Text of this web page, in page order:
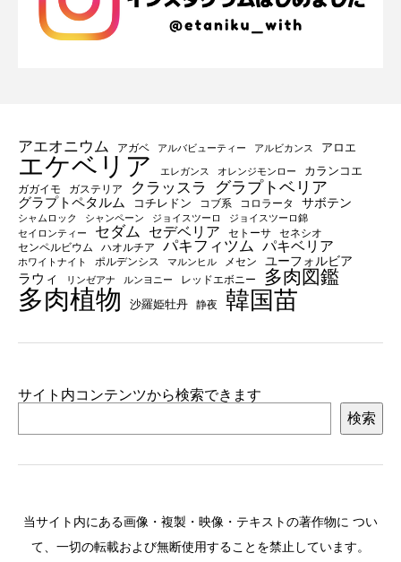
アエオニウム アガベ アルバビューティー アルビカンス アロエ
エケベリア エレガンス オレンジモンロー カランコエ
ガガイモ ガステリア クラッスラ グラプトベリア
グラプトペタルム コチレドン コブ系 コロラータ サボテン
シャムロック シャンペーン ジョイスツーロ
ジョイスツーロ錦
セイロンティー
セダム セデベリア セトーサ
セネシオ
センペルビウム
ハオルチア パキフィツム パキベリア
ホワイトナイト ポルデンシス マルンヒル メセン
ユーフォルビア
ラウィ
リンゼアナ ルンヨニー レッドエボニー 多肉図鑑
多肉植物 沙羅姫牡丹 静夜 韓国苗
サイト内コンテンツから検索できます
検索
当サイト内にある画像・複製・映像・テキストの著作物に つい
て、一切の転載および無断使用することを禁止しています。